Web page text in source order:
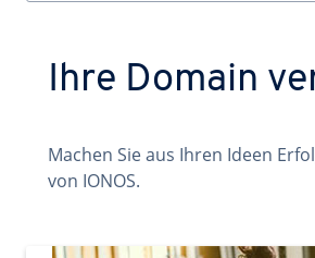
Ihre Domain
Machen Sie aus Ihren Ideen
von IONOS.